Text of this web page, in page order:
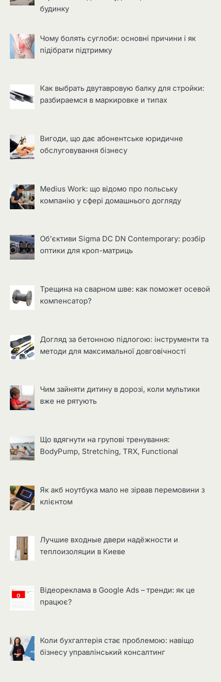
будинку
Чому болять суглоби: основні причини і як
підібрати підтримку
Как выбрать двутавровую балку для стройки:
разбираемся в маркировке и типах
Вигоди, що дає абонентське юридичне
обслуговування бізнесу
Medius Work: що відомо про польську
компанію у сфері домашнього догляду
Об’єктиви Sigma DC DN Contemporary: розбір
оптики для кроп-матриць
Трещина на сварном шве: как поможет осевой
компенсатор?
Догляд за бетонною підлогою: інструменти та
методи для максимальної довговічності
Чим зайняти дитину в дорозі, коли мультики
вже не рятують
Що вдягнути на групові тренування:
BodyPump, Stretching, TRX, Functional
Як акб ноутбука мало не зірвав перемовини з
клієнтом
Лучшие входные двери надёжности и
теплоизоляции в Киеве
Відеореклама в Google Ads – тренди: як це
працює?
Коли бухгалтерія стає проблемою: навіщо
бізнесу управлінський консалтинг